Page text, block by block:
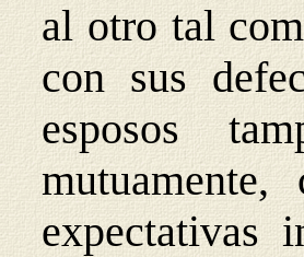
al otro tal
con sus
esposos
expectativas